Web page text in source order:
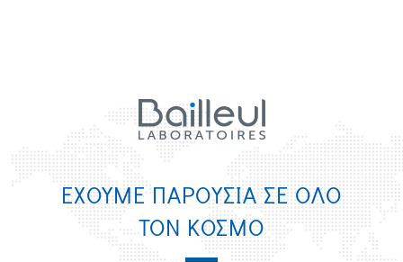
ΕΧΟΥΜΕ ΠΑΡΟΥΣΙΑ ΣΕ ΟΛΟ
ΤΟΝ ΚΟΣΜΟ